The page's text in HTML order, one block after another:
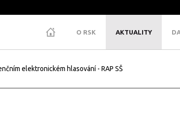
O RSK AKTUALITY
elektronickém hlasování - RAP SŠ